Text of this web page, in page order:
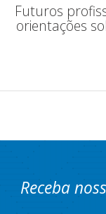
Futuros
orientações
Receba